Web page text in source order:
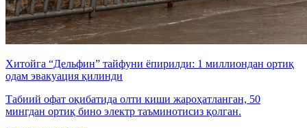
Хитойга “Дельфин” тайфуни ёпирилди: 1 миллиондан ортиқ
одам эвакуация қилинди
Табиий офат оқибатида олти киши жароҳатланган, 50
мингдан ортиқ бино электр таъминотисиз қолган.